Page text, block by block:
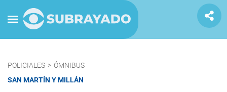
POLICIALES > ÓMNIBUS
SAN MARTÍN Y MILLÁN